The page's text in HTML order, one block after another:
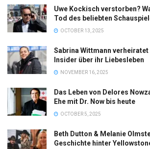
Uwe Kockisch verstorben?
Tod des beliebten
OCTOBER 13, 2025
Sabrina Wittmann verheiratet
Insider über ihr Liebesleben
NOVEMBER 16, 2025
Das Leben von Delores
Ehe mit Dr. Now bis heute
OCTOBER 5, 2025
Beth Dutton & Melanie
Geschichte hinter